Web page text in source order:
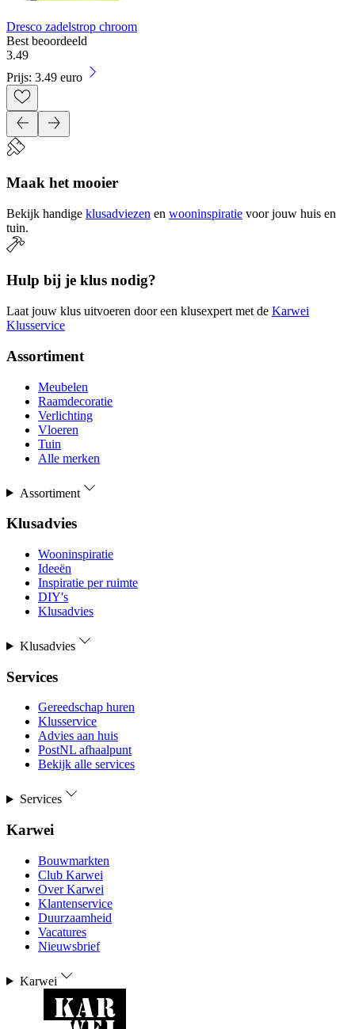
Dresco zadelstrop chroom
Best beoordeeld
3.49
Prijs: 3.49 euro
Maak het mooier
Bekijk handige klusadviezen en wooninspiratie voor jouw huis en
tuin.
Hulp bij je klus nodig?
Laat jouw klus uitvoeren door een klusexpert met de Karwei
Klusservice
Assortiment
Meubelen
Raamdecoratie
Verlichting
Vloeren
Tuin
Alle merken
Assortiment
Klusadvies
Wooninspiratie
Ideeën
Inspiratie per ruimte
DIY's
Klusadvies
Klusadvies
Services
Gereedschap huren
Klusservice
Advies aan huis
PostNL afhaalpunt
Bekijk alle services
Services
Karwei
Bouwmarkten
Club Karwei
Over Karwei
Klantenservice
Duurzaamheid
Vacatures
Nieuwsbrief
Karwei